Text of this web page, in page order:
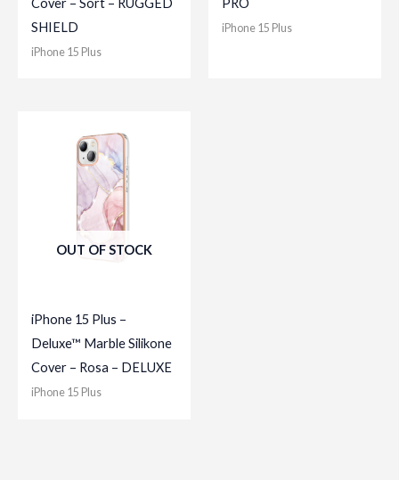
SHIELD
iPhone 15 Plus
iPhone 15 Plus
OUT OF STOCK
iPhone 15 Plus –
Deluxe™ Marble Silikone
Cover – Rosa – DELUXE
iPhone 15 Plus